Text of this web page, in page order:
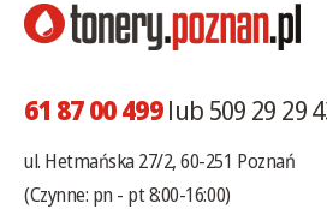
61 87 00 499lub 509 29 29
ul. Hetmańska 27/2, 60-251 Poznań
(Czynne: pn - pt 8:00-16:00)